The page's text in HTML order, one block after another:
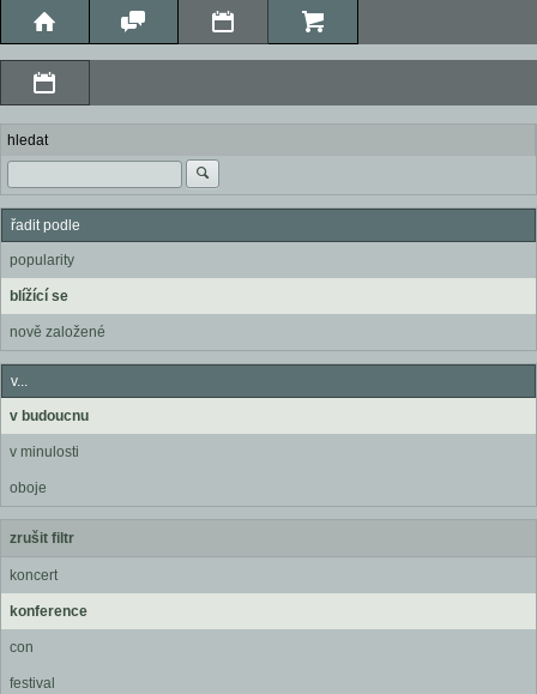
hledat
řadit podle
popularity
blížící se
nově založené
v...
v budoucnu
v minulosti
oboje
zrušit filtr
koncert
konference
con
festival